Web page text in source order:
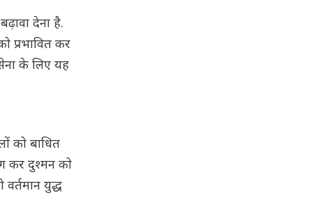
देना है.
प्रभावित कर
के लिए यह
को बाधित
कर दुश्मन को
युद्ध